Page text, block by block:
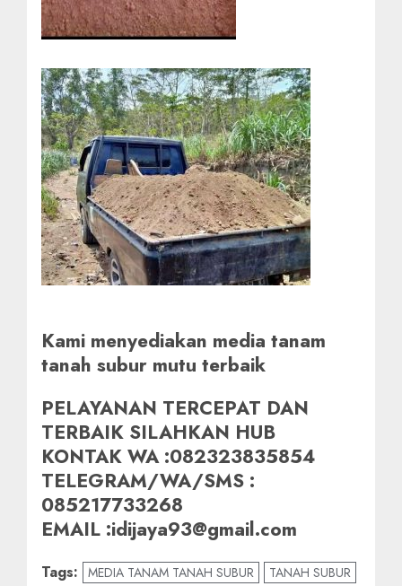
Kami menyediakan media tanam
tanah subur mutu terbaik
PELAYANAN TERCEPAT DAN
TERBAIK SILAHKAN HUB
KONTAK WA :082323835854
TELEGRAM/WA/SMS :
085217733268
EMAIL :idijaya93@gmail.com
Tags: MEDIA TANAM TANAH SUBUR TANAH SUBUR